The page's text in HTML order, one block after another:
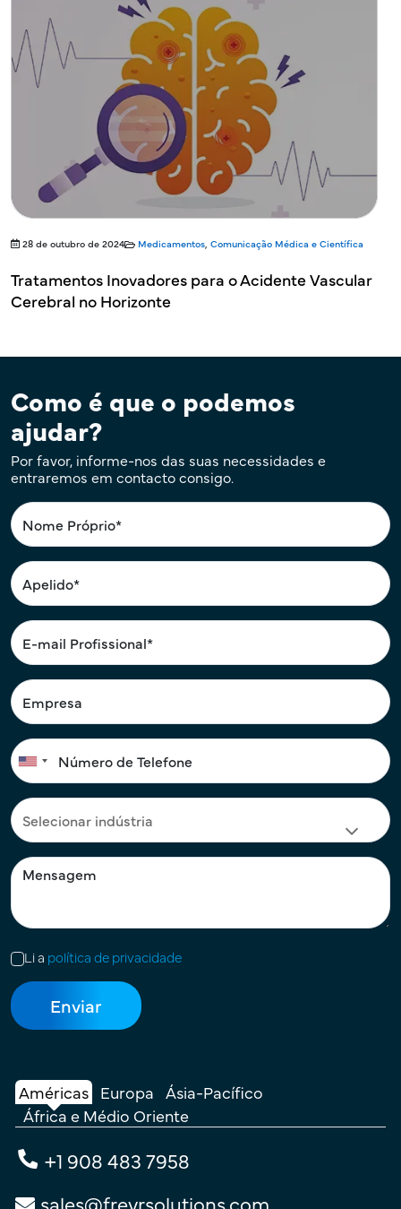
28 de outubro de 2024 Medicamentos, Comunicação Médica e Científica
Tratamentos Inovadores para o Acidente Vascular
Cerebral no Horizonte
Como é que o podemos
ajudar?
Por favor, informe-nos das suas necessidades e
entraremos em contacto consigo.
Li a política de privacidade
Américas Europa Ásia-Pacífico
África e Médio Oriente
+1 908 483 7958
sales@freyrsolutions.com